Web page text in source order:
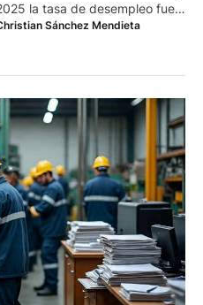
la tasa de desempleo fue
el nivel de desempleo llegó a
4,1 %; en abril, …
Sánchez Mendieta